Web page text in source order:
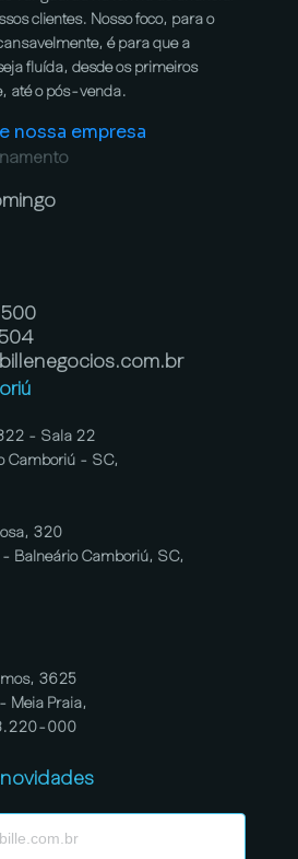
clientes. Nosso foco, para o
é para que a
fluída, desde os primeiros
até o pós-venda.
nossa empresa
- Sala 22
Camboriú - SC,
320
- Balneário Camboriú, SC,
3625
Meia Praia,
000